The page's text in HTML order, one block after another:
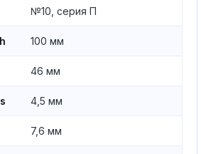
№10, серия П
100 мм
46 мм
4,5 мм
7,6 мм